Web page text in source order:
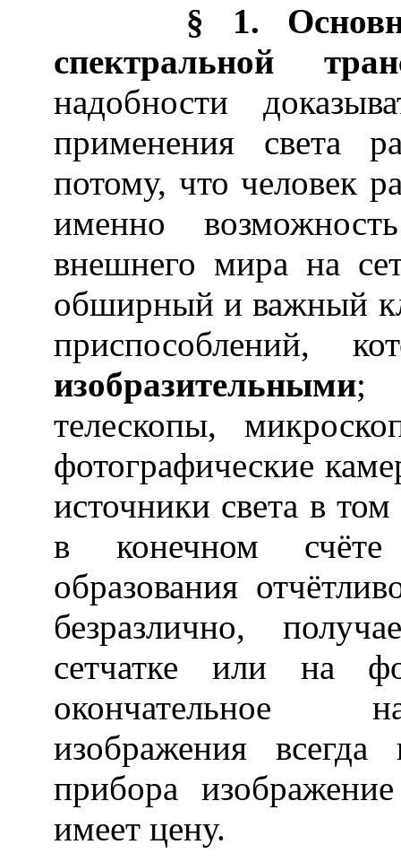
§ 1. Основное
спектральной
надобности
применения света
потому, что человек
именно
внешнего мира на
обширный и важный
приспособлений,
изобразительными;
телескопы,
фотографические
источники света в
в конечном
образования
безразлично,
сетчатке или на
окончательное
изображения всегда
прибора
имеет цену.